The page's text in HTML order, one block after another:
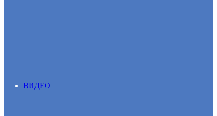
ВИДЕО